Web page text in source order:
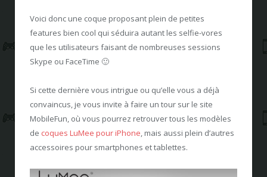
Voici donc une coque proposant plein de petites
features bien cool qui séduira autant les selfie-vores
que les utilisateurs faisant de nombreuses sessions
Skype ou FaceTime 🙂
Si cette dernière vous intrigue ou qu’elle vous a déjà
convaincus, je vous invite à faire un tour sur le site
MobileFun, où vous pourrez retrouver tous les modèles
de coques LuMee pour iPhone, mais aussi plein d’autres
accessoires pour smartphones et tablettes.